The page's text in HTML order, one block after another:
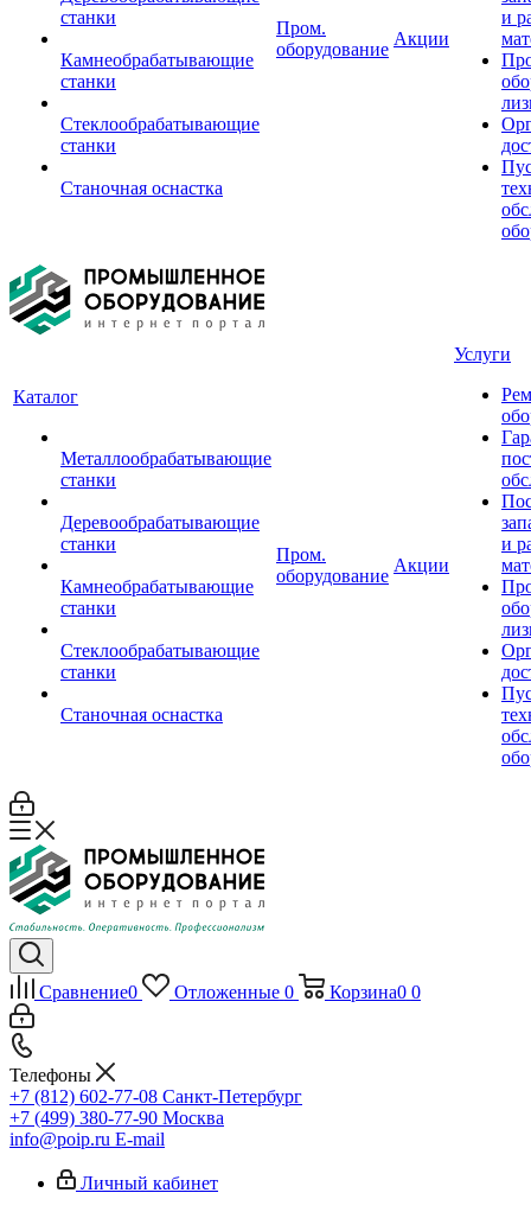
станки
Камнеобрабатывающие
станки
Стеклообрабатывающие
станки
Станочная оснастка
Пром.
оборудование
Акции
и
Каталог
Металлообрабатывающие
станки
Деревообрабатывающие
станки
Камнеобрабатывающие
станки
Стеклообрабатывающие
станки
Станочная оснастка
Пром.
оборудование
Акции
Услуги
и
Сравнение0 Отложенные 0 Корзина0 0
Телефоны
+7 (812) 602-77-08 Санкт-Петербург
+7 (499) 380-77-90 Москва
info@poip.ru E-mail
Личный кабинет